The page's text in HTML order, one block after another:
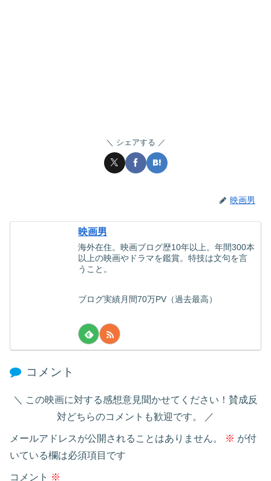
シェアする
映画男
映画男
海外在住。映画ブログ歴10年以上。年間300本
以上の映画やドラマを鑑賞。特技は文句を言
うこと。
ブログ実績月間70万PV（過去最高）
コメント
この映画に対する感想意見聞かせてください！賛成反
対どちらのコメントも歓迎です。
メールアドレスが公開されることはありません。 ※ が付
いている欄は必須項目です
コメント ※